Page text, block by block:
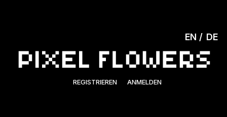
REGISTRIEREN ANMELDEN
EN DE